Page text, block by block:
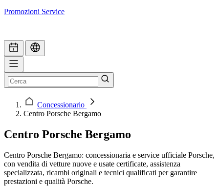
Promozioni Service
Concessionario
Centro Porsche Bergamo
Centro Porsche Bergamo
Centro Porsche Bergamo: concessionaria e service ufficiale Porsche,
con vendita di vetture nuove e usate certificate, assistenza
specializzata, ricambi originali e tecnici qualificati per garantire
prestazioni e qualità Porsche.